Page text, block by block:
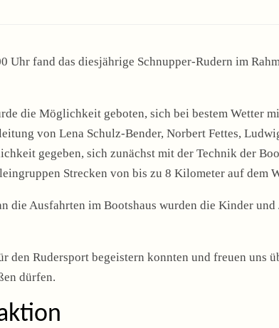
Uhr fand das diesjährige Schnupper-Rudern im
die Möglichkeit geboten, sich bei bestem Wetter
von Lena Schulz-Bender, Norbert Fettes,
gegeben, sich zunächst mit der Technik der
Strecken von bis zu 8 Kilometer auf dem
die Ausfahrten im Bootshaus wurden die Kinder und
den Rudersport begeistern konnten und freuen uns
dürfen.